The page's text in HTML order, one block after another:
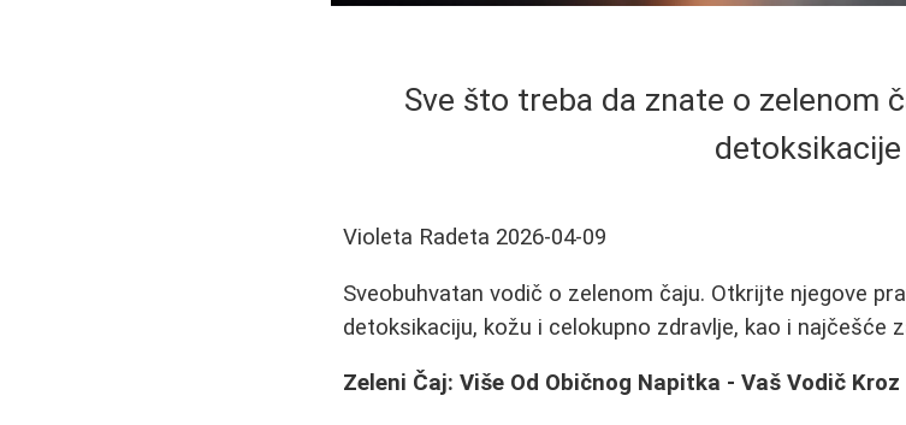
Sve što treba da znate o zelenom
detoksikacije
Violeta Radeta 2026-04-09
Sveobuhvatan vodič o zelenom čaju. Otkrijte njegove
detoksikaciju, kožu i celokupno zdravlje, kao i najčešće
Zeleni Čaj: Više Od Običnog Napitka - Vaš Vodič